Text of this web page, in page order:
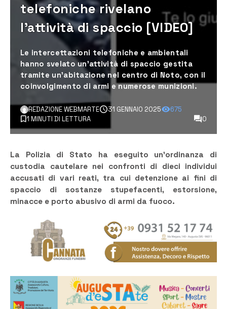
telefoniche rivelano
l’attività di spaccio [VIDEO]
Le intercettazioni telefoniche e ambientali
hanno svelato un’attività di spaccio gestita
tramite un’abitazione nel centro di Noto, con il
coinvolgimento di armi e numerose munizioni.
REDAZIONE WEBMARTE 31 GENNAIO 2025
675
1 MINUTI DI LETTURA
0
La Polizia di Stato ha eseguito un’ordinanza di
custodia cautelare nei confronti di dieci individui
accusati di vari reati, tra cui detenzione ai fini di
spaccio di sostanze stupefacenti, estorsione,
minacce e porto abusivo di armi da fuoco.